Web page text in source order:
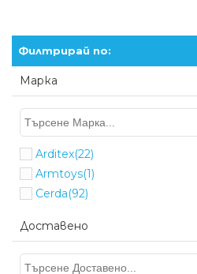
Филтрирай по:
Марка
Arditex(22)
Armtoys(1)
Cerda(92)
Доставено